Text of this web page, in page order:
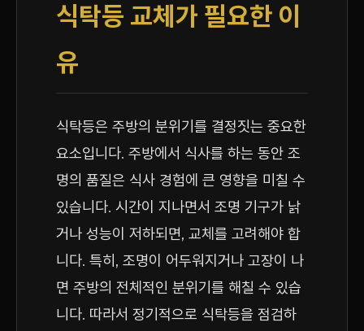
식탁등 교체가 필요한 이
유
식탁등은 주방의 분위기를 결정짓는 중요한
요소입니다. 주방에서 식사를 하는 동안 조
명의 품질은 식사 경험에 큰 영향을 미칠 수
있습니다. 시간이 지나면서 조명 기구가 낡
거나 성능이 저하되면, 교체를 고려해야 합
니다. 특히, 조명이 어두워지거나 고장이 나
면 주방의 전체적인 분위기를 해칠 수 있습
니다. 따라서 정기적으로 식탁등을 점검하